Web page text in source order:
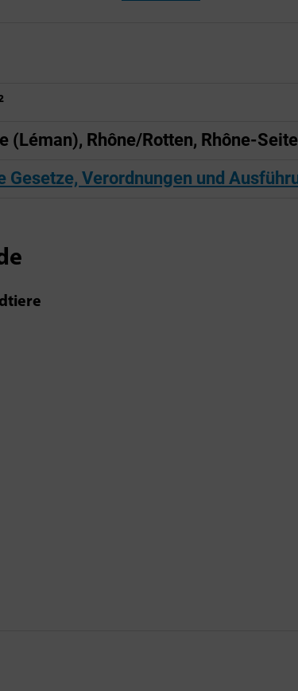
(Léman), Rhône/Rotten, Rhône-
Gesetze, Verordnungen und